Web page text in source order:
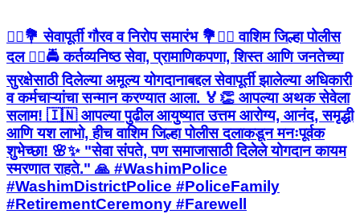
👮‍♂️💐 सेवापूर्ती गौरव व निरोप समारंभ 💐👮‍♀️ वाशिम जिल्हा पोलीस
दल 👮‍♂️🚔 कर्तव्यनिष्ठ सेवा, प्रामाणिकपणा, शिस्त आणि जनतेच्या
सुरक्षेसाठी दिलेल्या अमूल्य योगदानाबद्दल सेवापूर्ती झालेल्या अधिकारी
व कर्मचाऱ्यांचा सन्मान करण्यात आला. 🏅👏 आपल्या अथक सेवेला
सलाम! 🇮🇳 आपल्या पुढील आयुष्यात उत्तम आरोग्य, आनंद, समृद्धी
आणि यश लाभो, हीच वाशिम जिल्हा पोलीस दलाकडून मनःपूर्वक
शुभेच्छा! 🌸✨ "सेवा संपते, पण समाजासाठी दिलेले योगदान कायम
स्मरणात राहते." 🙏 #WashimPolice
#WashimDistrictPolice #PoliceFamily
#RetirementCeremony #Farewell